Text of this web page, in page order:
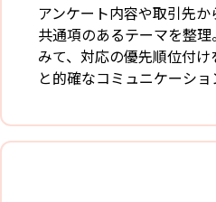
アンケート内容や取引先か
共通項のあるテーマを整
みて、対応の優先順位付
と的確なコミュニケーショ